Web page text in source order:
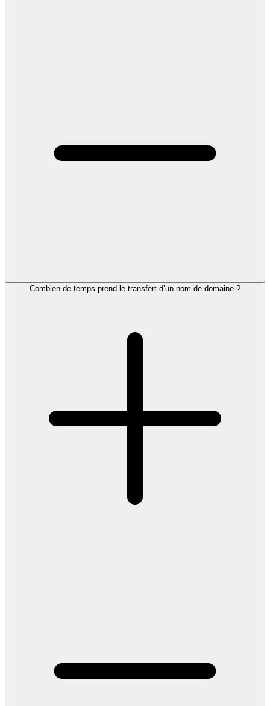
Combien de temps prend le transfert d’un nom de domaine ?